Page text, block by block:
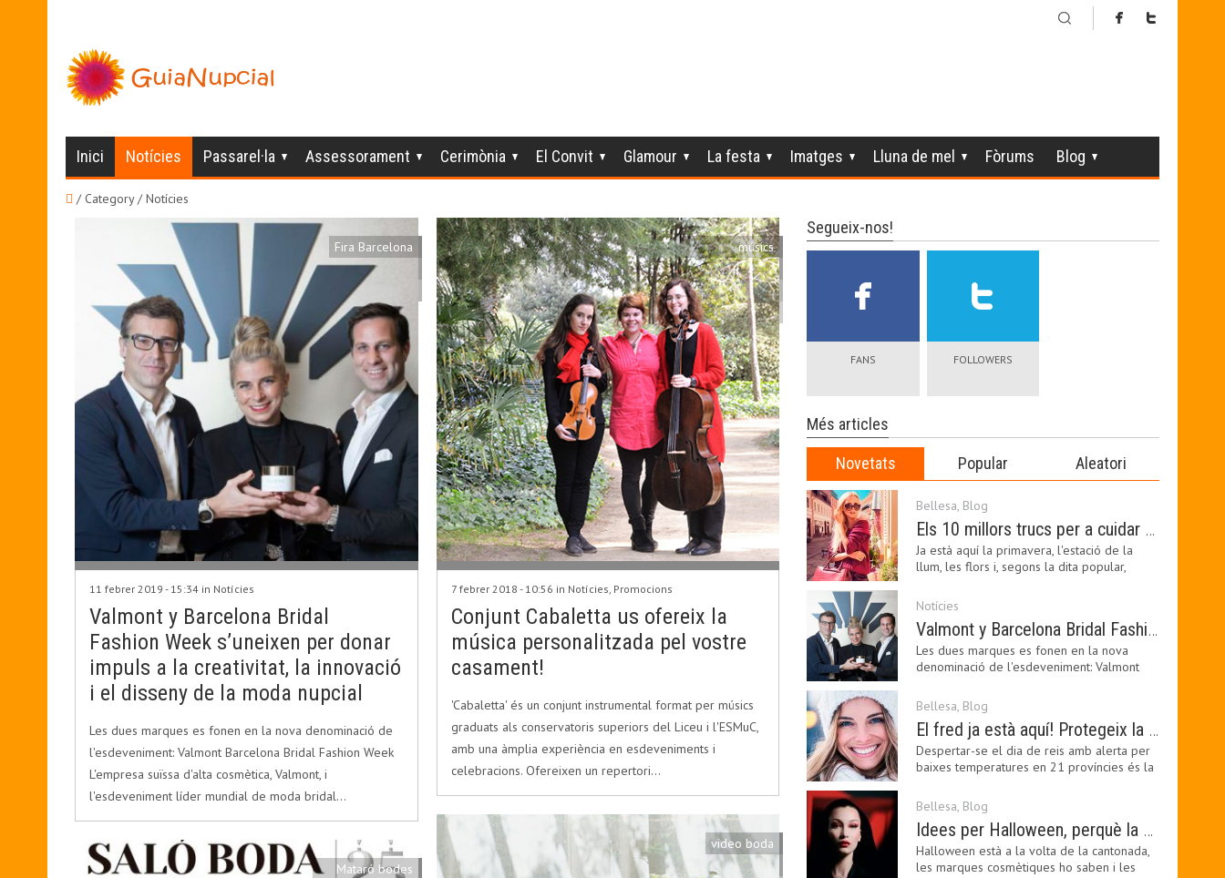
Inici Notícies Passarel·la Assessorament Cerimònia El Convit Glamour La festa Imatges Lluna de mel Fòrums Blog
/ Category / Notícies
Fira Barcelona
11 febrer 2019 - 15:34 in Notícies
Valmont y Barcelona Bridal
Fashion Week s’uneixen per donar
impuls a la creativitat, la innovació
i el disseny de la moda nupcial
Les dues marques es fonen en la nova denominació de
l'esdeveniment: Valmont Barcelona Bridal Fashion Week
L'empresa suïssa d'alta cosmètica, Valmont, i
l'esdeveniment líder mundial de moda bridal…
Mataró bodes
músics
7 febrer 2018 - 10:56 in Notícies Promocions
Conjunt Cabaletta us ofereix la
música personalitzada pel vostre
casament!
'Cabaletta' és un conjunt instrumental format per músics
graduats als conservatoris superiors del Liceu i l'ESMuC,
amb una àmplia experiència en esdeveniments i
celebracions. Ofereixen un repertori…
video boda
Segueix-nos!
FANS FOLLOWERS
Més articles
Novetats Popular Aleatori
Bellesa, Blog
Els 10 millors trucs per a cuidar de la pell a la primavera
Ja està aquí la primavera, l'estació de la
llum, les flors i, segons la dita popular,
Notícies
Valmont y Barcelona Bridal Fashion Week s’uneixen per donar impuls a la creativitat, la innovació i el disseny de la moda nupcial
Les dues marques es fonen en la nova
denominació de l'esdeveniment: Valmont
Bellesa, Blog
El fred ja està aquí! Protegeix la teva pell amb els nostres consells i propostes
Despertar-se el dia de reis amb alerta per
baixes temperatures en 21 províncies és la
Bellesa, Blog
Idees per Halloween, perquè la bellesa pot ser terrorífica
Halloween està a la volta de la cantonada,
les marques cosmètiques ho saben i les